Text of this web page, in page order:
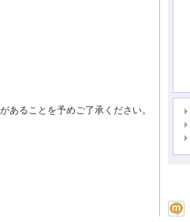
ることを予めご了承ください。